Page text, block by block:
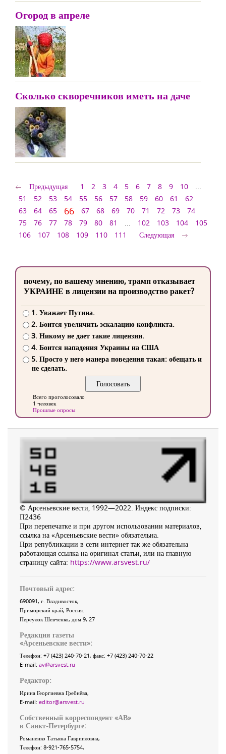
Огород в апреле
Сколько скворечников иметь на даче
Предыдущая 1 2 3 4 5 6 7 8 9 10
...
51
52 53 54 55 56 57 58 59 60 61
62
63
64 65 66 67 68 69 70 71 72 73
74
75
76 77 78 79 80 81 ... 102 103 104
105
106
107 108 109 110 111 Следующая
почему, по вашему мнению, трамп отказывает
УКРАИНЕ в лицензии на производство ракет?
1. Уважает Путина.
2. Боится увеличить эскалацию конфликта.
3. Никому не дает такие лицензии.
4. Боится нападения Украины на США
5. Просто у него манера поведения такая: обещать и
не сделать.
Всего проголосовало
1 человек
Прошлые опросы
© Арсеньевские вести, 1992—2022. Индекс подписки:
П2436
При перепечатке и при другом использовании материалов,
ссылка на «Арсеньевские вести» обязательна.
При републикации в сети интернет так же обязательна
работающая ссылка на оригинал статьи, или на главную
страницу сайта: https://www.arsvest.ru/
Почтовый адрес:
690091, г. Владивосток,
Приморский край, Россия
Переулок Шевченко, дом 9, 27
Редакция газеты
«Арсеньевские вести»:
Телефон: +7 (423) 240-70-21, факс: +7 (423) 240-70-22
E-mail: av@arsvest.ru
Редактор:
Ирина Георгиевна Гребнёва,
E-mail: editor@arsvest.ru
Собственный корреспондент «АВ»
в Санкт-Петербурге:
Романенко Татьяна Гаврииловна,
Телефон: 8-921-765-5754,